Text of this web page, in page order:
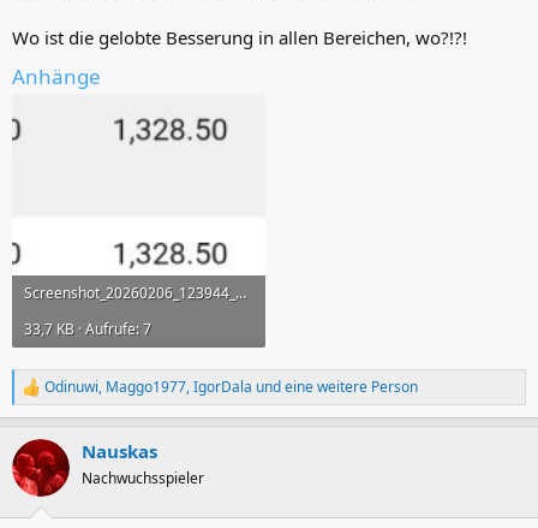
Wo ist die gelobte Besserung in allen Bereichen, wo?!?!
Anhänge
Screenshot_20260206_123944_Samsung Internet.jpg
33,7 KB · Aufrufe: 7
R
e
k
t
i
Odinuwi, Maggo1977,IgorDala und eine weitere Person
Nauskas
Nachwuchsspieler